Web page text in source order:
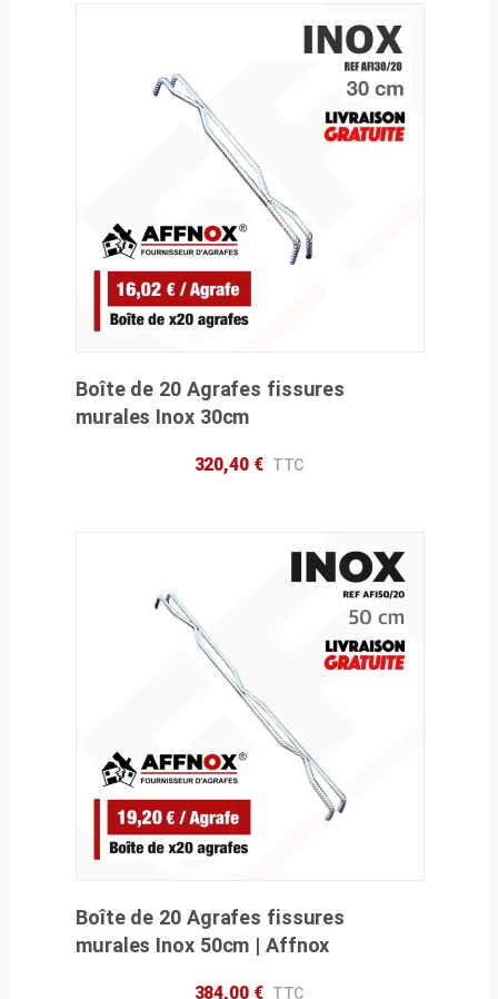
Boîte de 20 Agrafes fissures
murales Inox 30cm
320,40 €
Boîte de 20 Agrafes fissures
murales Inox 50cm | Affnox
384,00 €